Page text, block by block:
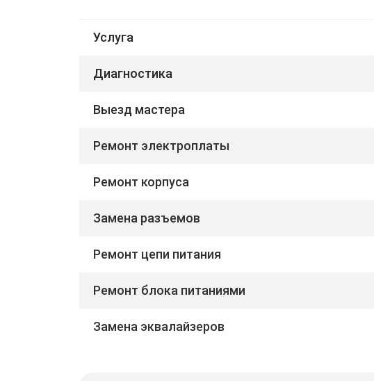
Услуга
Диагностика
Выезд мастера
Ремонт электроплаты
Ремонт корпуса
Замена разъемов
Ремонт цепи питания
Ремонт блока питаниями
Замена эквалайзеров